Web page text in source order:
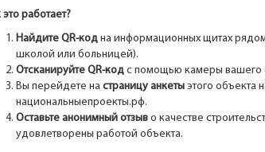
это работает?
Найдите QR-код на информационных щитах
школой или больницей).
Отсканируйте QR-код с помощью камеры вашего
Вы перейдете настраницу анкеты этого объекта
национальныепроекты.рф.
Оставьте анонимный отзыв о качестве
удовлетворены работой объекта.